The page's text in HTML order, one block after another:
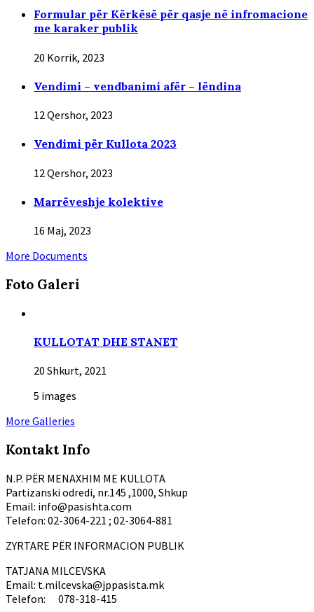
Formular për Kërkësë për qasje në infromacione
me karaker publik
20 Korrik, 2023
Vendimi – vendbanimi afër – lëndina
12 Qershor, 2023
Vendimi për Kullota 2023
12 Qershor, 2023
Marrëveshje kolektive
16 Maj, 2023
More Documents
Foto Gаleri
KULLOTAT DHE STANET
20 Shkurt, 2021
5 images
More Galleries
Kontakt Info
N.P. PËR MENAXHIM ME KULLOTA
Partizanski odredi, nr.145 ,1000, Shkup
Email: info@pasishta.com
Telefon: 02-3064-221 ; 02-3064-881
ZYRTARE PËR INFORMACION PUBLIK
TATJANA MILCEVSKA
Email: t.milcevska@jppasista.mk
Telefon: 078-318-415